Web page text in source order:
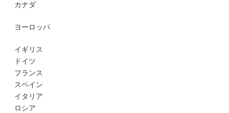
カナダ
ヨーロッパ
イギリス
ドイツ
フランス
スペイン
イタリア
ロシア